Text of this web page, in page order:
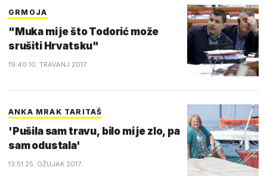
GRMOJA
"Muka mi je što Todorić može
srušiti Hrvatsku"
19:40 10. TRAVANJ 2017.
ANKA MRAK TARITAŠ
'Pušila sam travu, bilo mi je zlo, pa
sam odustala'
13:51 25. OŽUJAK 2017.